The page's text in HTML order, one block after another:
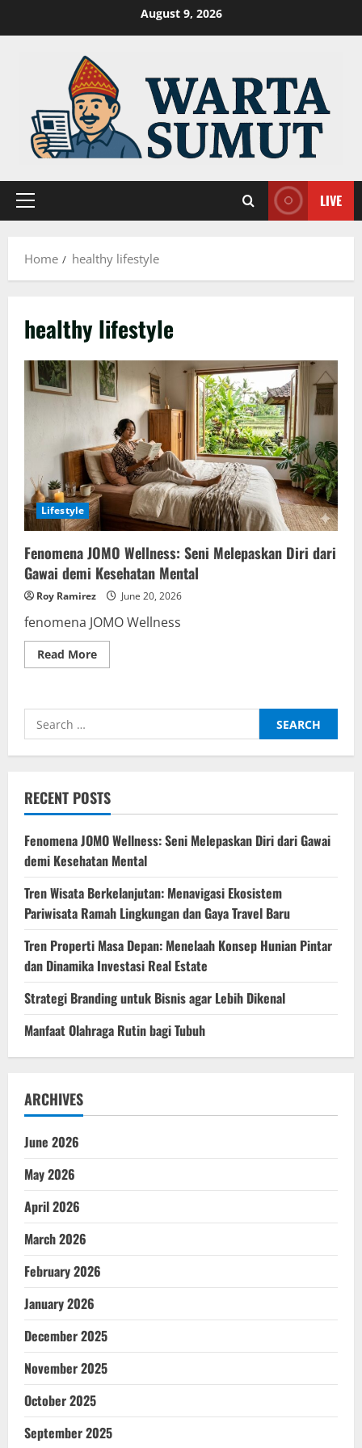
August 9, 2026
Primary
LIVE
Home healthy lifestyle
healthy lifestyle
Lifestyle
Fenomena JOMO Wellness: Seni Melepaskan Diri dari
Gawai demi Kesehatan Mental
Roy Ramirez June 20, 2026
fenomena JOMO Wellness
Read MoreRead
more
Wellness:
Diri
dari
Kesehatan
Mental
Search
for:
RECENT POSTS
Fenomena JOMO Wellness: Seni Melepaskan Diri dari Gawai
demi Kesehatan Mental
Tren Wisata Berkelanjutan: Menavigasi Ekosistem
Pariwisata Ramah Lingkungan dan Gaya Travel Baru
Tren Properti Masa Depan: Menelaah Konsep Hunian Pintar
dan Dinamika Investasi Real Estate
Strategi Branding untuk Bisnis agar Lebih Dikenal
Manfaat Olahraga Rutin bagi Tubuh
ARCHIVES
June 2026
May 2026
April 2026
March 2026
February 2026
January 2026
December 2025
November 2025
October 2025
September 2025